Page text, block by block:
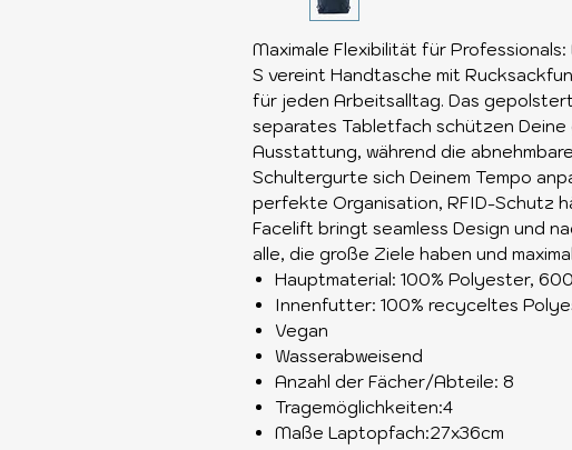
Maximale Flexibilität für Professionals:
S vereint Handtasche mit
für jeden Arbeitsalltag. Das
separates Tabletfach schützen Deine
Ausstattung, während die
Schultergurte sich Deinem Tempo
perfekte Organisation, RFID-Schutz
Facelift bringt seamless Design und
alle, die große Ziele haben und
Hauptmaterial: 100% Polyester,
Innenfutter: 100% recyceltes
Vegan
Wasserabweisend
Anzahl der Fächer/Abteile: 8
Tragemöglichkeiten:4
Maße Laptopfach:27x36cm